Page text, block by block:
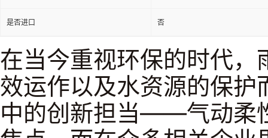
是否进口 否
在当今重视环保的时代
效运作以及水资源的保
中的创新担当——气动柔